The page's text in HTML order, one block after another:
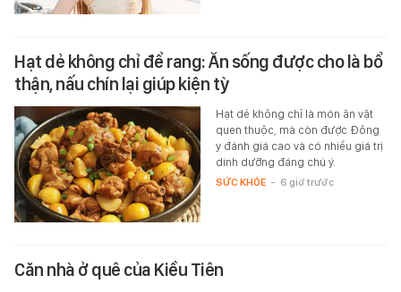
Hạt dẻ không chỉ để rang: Ăn sống được cho là bổ
thận, nấu chín lại giúp kiện tỳ
Hạt dẻ không chỉ là món ăn vặt
quen thuộc, mà còn được Đông
y đánh giá cao và có nhiều giá trị
dinh dưỡng đáng chú ý.
SỨC KHỎE - 6 giờ trước
Căn nhà ở quê của Kiều Tiên